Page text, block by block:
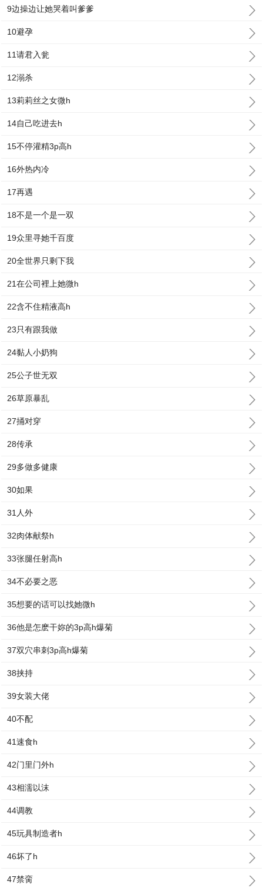
9边操边让她哭着叫爹爹
10避孕
11请君入瓮
12溺杀
13莉莉丝之女微h
14自己吃进去h
15不停灌精3p高h
16外热内冷
17再遇
18不是一个是一双
19众里寻她千百度
20全世界只剩下我
21在公司裡上她微h
22含不住精液高h
23只有跟我做
24黏人小奶狗
25公子世无双
26草原暴乱
27捅对穿
28传承
29多做多健康
30如果
31人外
32肉体献祭h
33张腿任射高h
34不必要之恶
35想要的话可以找她微h
36他是怎麽干妳的3p高h爆菊
37双穴串刺3p高h爆菊
38挟持
39女装大佬
40不配
41速食h
42门里门外h
43相濡以沫
44调教
45玩具制造者h
46坏了h
47禁脔